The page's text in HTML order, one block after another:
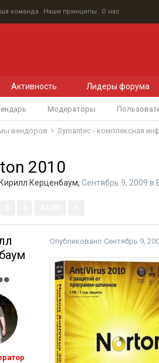
команда Наши принципы О нас
Модераторы
Активность Лидеры форума
вендоров Symantec - комплексная
2010
Кирилл Керценбаум, Сентябрь 9, 2009 в
Опубликовано Сентябрь 9,